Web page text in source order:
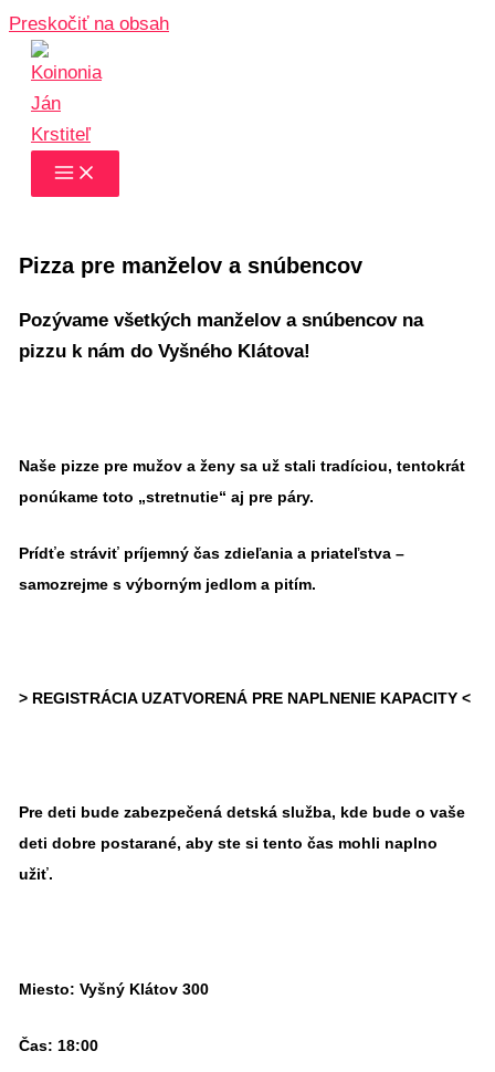
Preskočiť na obsah
Pizza pre manželov a snúbencov
Pozývame všetkých manželov a snúbencov na
pizzu k nám do Vyšného Klátova!
Naše pizze pre mužov a ženy sa už stali tradíciou, tentokrát
ponúkame toto „stretnutie“ aj pre páry.
Prídťe stráviť príjemný čas zdieľania a priateľstva –
samozrejme s výborným jedlom a pitím.
> REGISTRÁCIA UZATVORENÁ PRE NAPLNENIE KAPACITY <
Pre deti bude zabezpečená detská služba, kde bude o vaše
deti dobre postarané, aby ste si tento čas mohli naplno
užiť.
Miesto:Vyšný Klátov 300
Čas: 18:00